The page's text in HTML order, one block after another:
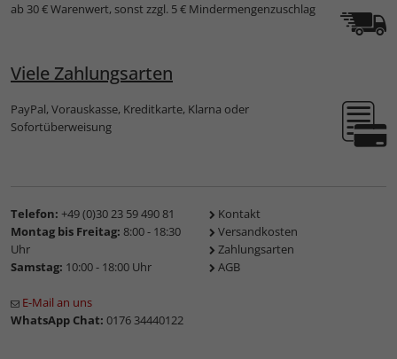
ab 30 € Warenwert, sonst zzgl. 5 € Mindermengenzuschlag
Viele Zahlungsarten
PayPal, Vorauskasse, Kreditkarte, Klarna oder
Sofortüberweisung
Telefon: +49 (0)30 23 59 490 81
Montag bis Freitag: 8:00 - 18:30
Uhr
Samstag: 10:00 - 18:00 Uhr
E-Mail an uns
WhatsApp Chat: 0176 34440122
Kontakt
Versandkosten
Zahlungsarten
AGB